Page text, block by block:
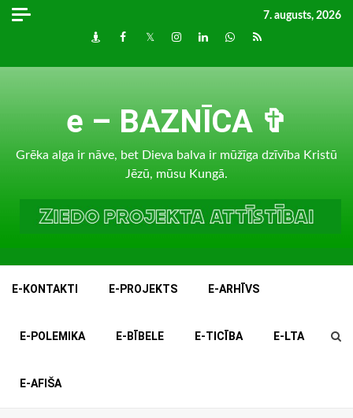
Skip
7. augusts, 2026
DraugiemFacebook
TwitterInstagram
LinkedInwhatsapp
RSS
e – BAZNĪCA ✞
Grēka alga ir nāve, bet Dieva balva ir mūžīga dzīvība Kristū
Jēzū, mūsu Kungā.
E-KONTAKTI E-PROJEKTS E-ARHĪVS
E-POLEMIKA E-BĪBELE E-TICĪBA E-LTA
E-AFIŠA